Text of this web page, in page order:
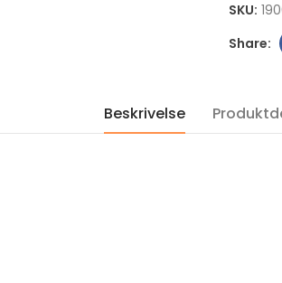
SKU:
Beskrivelse
2022 Niue STAR
Proof i kapsel og
kr 1,060.00